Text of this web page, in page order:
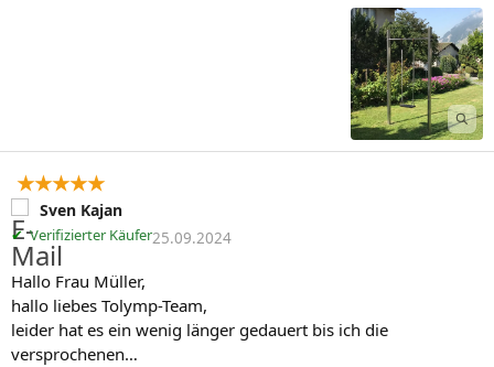
★★★★★
Sven Kajan
✔Verifizierter Käufer25.09.2024
Hallo Frau Müller,
hallo liebes Tolymp-Team,
leider hat es ein wenig länger gedauert bis ich die
versprochenen…